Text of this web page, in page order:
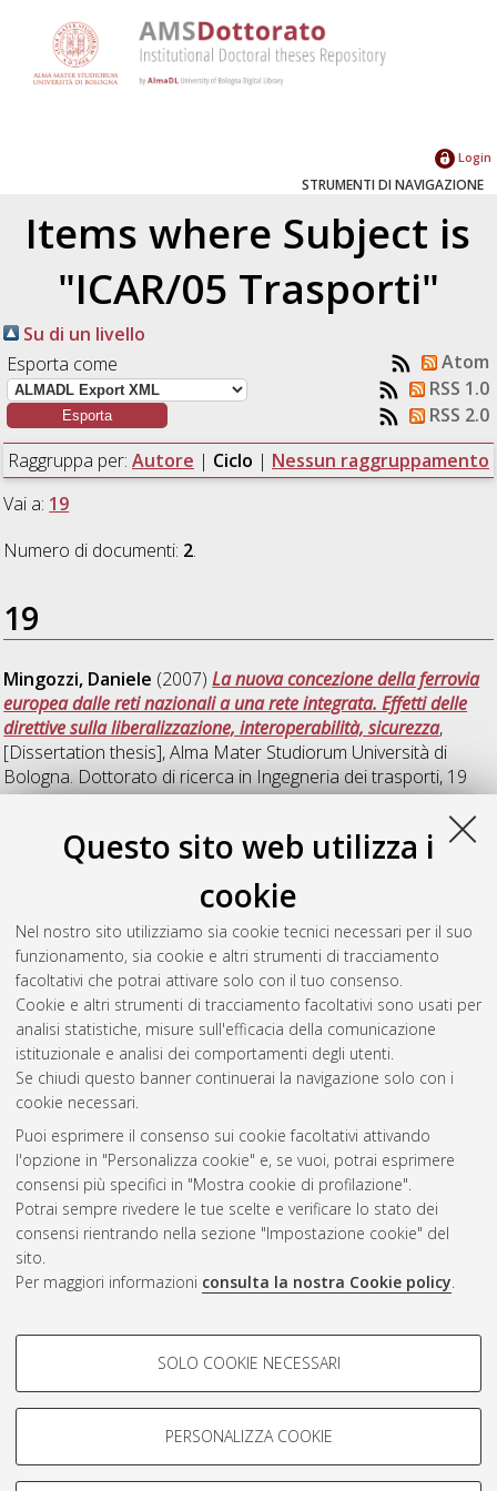
Questo sito web utilizza i
cookie
Nel nostro sito utilizziamo sia cookie tecnici necessari per il suo
funzionamento, sia cookie e altri strumenti di tracciamento
facoltativi che potrai attivare solo con il tuo consenso.
Cookie e altri strumenti di tracciamento facoltativi sono usati per
analisi statistiche, misure sull'efficacia della comunicazione
istituzionale e analisi dei comportamenti degli utenti.
Se chiudi questo banner continuerai la navigazione solo con i
cookie necessari.
Puoi esprimere il consenso sui cookie facoltativi attivando
l'opzione in "Personalizza cookie" e, se vuoi, potrai esprimere
consensi più specifici in "Mostra cookie di profilazione".
Potrai sempre rivedere le tue scelte e verificare lo stato dei
consensi rientrando nella sezione "Impostazione cookie" del
sito.
Per maggiori informazioni consulta la nostra Cookie policy.
COOKIE DI PROFILAZIONE -
Si tratta di cookie utilizzati per analizzare le caratteristiche della
navigazione degli utenti, creare profili in base al loro comportamento
Mostra cookie di profilazione
SOLO COOKIE NECESSARI
PERSONALIZZA COOKIE
Login
STRUMENTI DI NAVIGAZIONE
Items where Subject is
"ICAR/05 Trasporti"
Su di un livello
Esporta come
Atom
RSS 1.0
RSS 2.0
Raggruppa per: Autore | Ciclo | Nessun raggruppamento
Vai a: 19
Numero di documenti: 2.
19
Mingozzi, Daniele (2007)La nuova concezione della ferrovia
europea dalle reti nazionali a una rete integrata. Effetti delle
direttive sulla liberalizzazione, interoperabilità, sicurezza,
[Dissertation thesis], Alma Mater Studiorum Università di
Bologna. Dottorato di ricerca in Ingegneria dei trasporti, 19
Ciclo. DOI 10.6092/unibo/amsdottorato/94.
Nobile, Mario(2007) Valutazione del livello di servizio di
strade urbane mediante dati di telerilevamento di veicoli di
, [Dissertation thesis], Alma Mater
Studiorum Università di Bologna. Dottorato di ricerca in
Ingegneria dei trasporti, 19 Ciclo. DOI
10.6092/unibo/amsdottorato/96.
Questa lista e' stata generata il Thu Aug 6 20:33:59 2026
Atom
Rss 1.0
Rss 2.0
ISSN: 2038-7946
Impostazioni Cookie
Informativa sulla privacy
Condizioni d’uso del sito